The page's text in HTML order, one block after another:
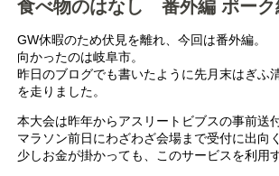
食べ物のはなし 番外編 ポーク
GW休暇のため伏見を離れ、今回は番外編。
向かったのは岐阜市。
昨日のブログでも書いたように先月末はぎふ
を走りました。
本大会は昨年からアスリートビブスの事前送
マラソン前日にわざわざ会場まで受付に出向
少しお金が掛かっても、このサービスを利用